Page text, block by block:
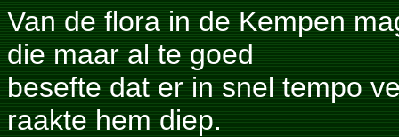
Van de flora in de Kempen
die maar al te goed
besefte dat er in snel tempo
raakte hem diep.